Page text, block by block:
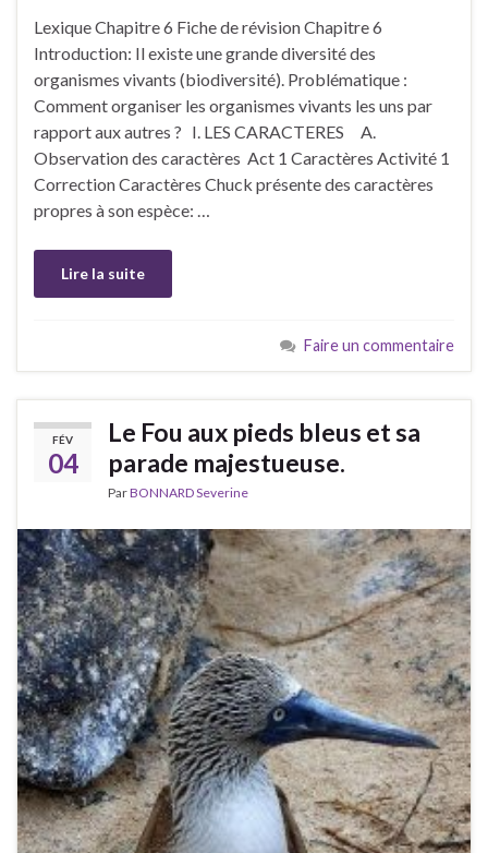
Lexique Chapitre 6 Fiche de révision Chapitre 6
Introduction: Il existe une grande diversité des
organismes vivants (biodiversité). Problématique :
Comment organiser les organismes vivants les uns par
rapport aux autres ? I. LES CARACTERES A.
Observation des caractères Act 1 Caractères Activité 1
Correction Caractères Chuck présente des caractères
propres à son espèce: …
Lire la suite
Faire un commentaire
FÉV
04
Le Fou aux pieds bleus et sa
parade majestueuse.
ParBONNARD Severine